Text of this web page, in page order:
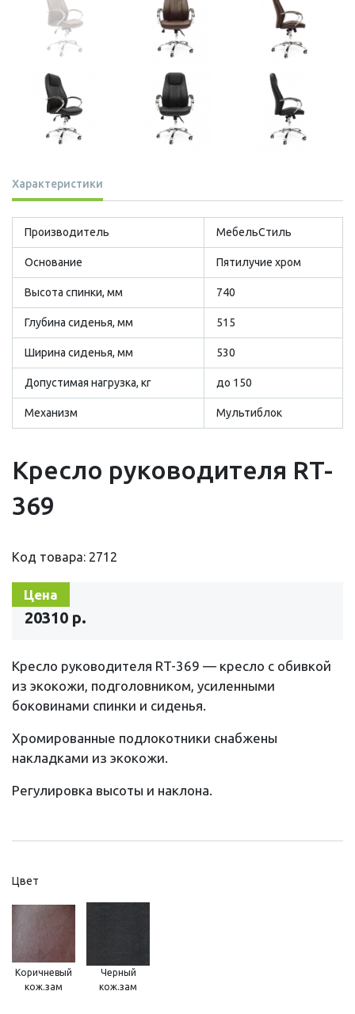
Характеристики
Производитель МебельСтиль
Основание Пятилучие хром
Высота спинки, мм 740
Глубина сиденья, мм 515
Ширина сиденья, мм 530
Допустимая нагрузка, кг до 150
Механизм Мультиблок
Кресло руководителя RT-
369
Код товара: 2712
Цена
20310 р.
Кресло руководителя RT-369 — кресло с обивкой
из экокожи, подголовником, усиленными
боковинами спинки и сиденья.
Хромированные подлокотники снабжены
накладками из экокожи.
Регулировка высоты и наклона.
Цвет
Коричневый
кож.зам
Черный
кож.зам